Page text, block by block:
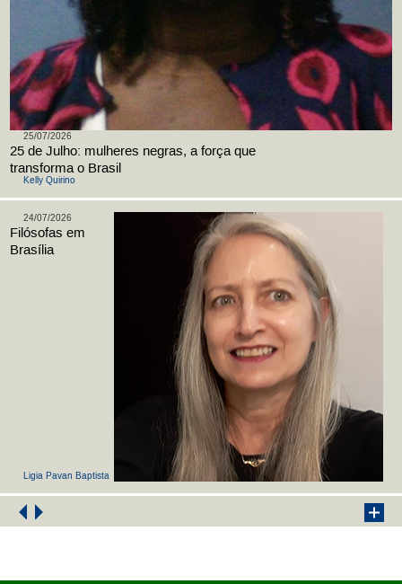
Kelly Quirino
25/07/2026
25 de Julho: mulheres negras, a força que
transforma o Brasil
Ligia Pavan Baptista
24/07/2026
Filósofas em
Brasília